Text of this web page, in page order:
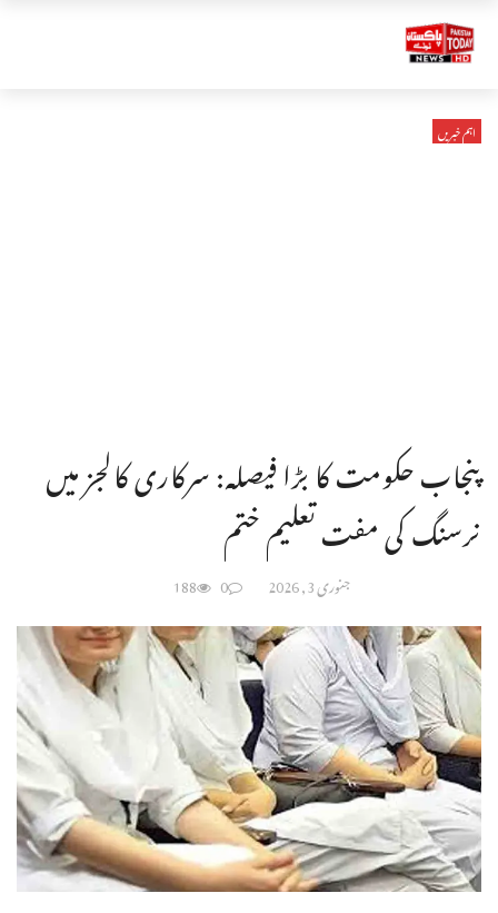
اہم خبریں
پنجاب حکومت کا بڑا فیصلہ: سرکاری کالجز میں
نرسنگ کی مفت تعلیم ختم
جنوری 3, 2026 0
188